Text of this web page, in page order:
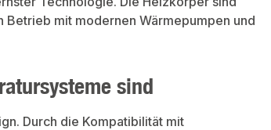
mit modernen Wärmepumpen und
sind
Durch die Kompatibilität mit